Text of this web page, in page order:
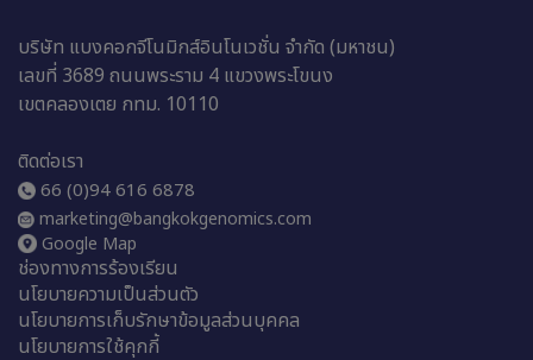
บริษัท แบงคอกจีโนมิกส์อินโนเวชั่น จำกัด (มหาชน)
เลขที่ 3689 ถนนพระราม 4 แขวงพระโขนง
เขตคลองเตย กทม. 10110
ติดต่อเรา
66 (0)94 616 6878
marketing@bangkokgenomics.com
Google Map
ช่องทางการร้องเรียน
นโยบายความเป็นส่วนตัว
นโยบายการเก็บรักษาข้อมูลส่วนบุคคล
นโยบายการใช้คุกกี้